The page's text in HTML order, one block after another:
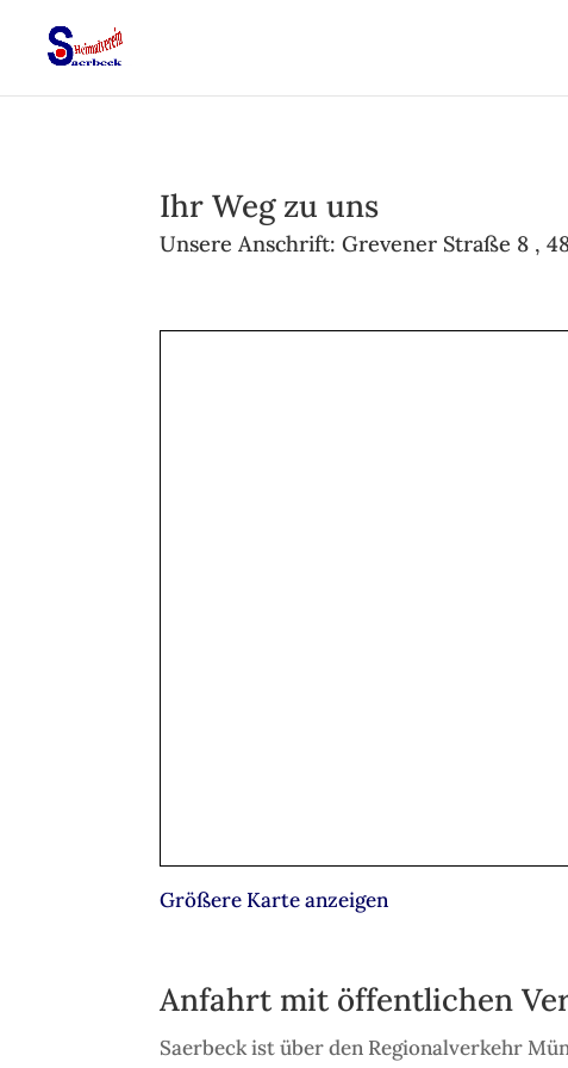
Ihr Weg zu uns
Unsere Anschrift: Grevener Straße 8 ,
Größere Karte anzeigen
Anfahrt mit öffentlichen
Saerbeck ist über den Regionalverkehr